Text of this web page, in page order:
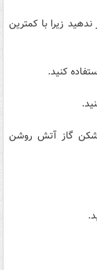
زیرا با کمترین
کنید.
گاز آتش روشن